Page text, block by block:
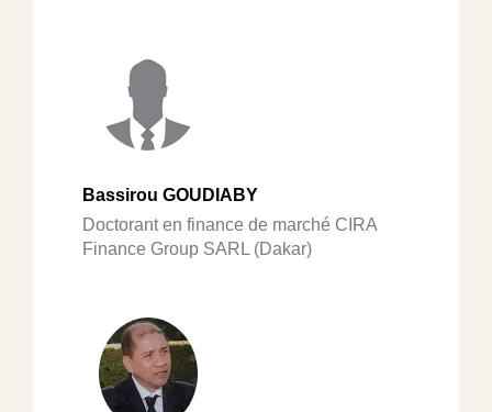
Bassirou GOUDIABY
Doctorant en finance de marché CIRA
Finance Group SARL (Dakar)